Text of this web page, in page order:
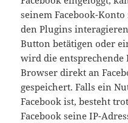
seinem Facebook-
den Plugins
Button betätigen oder
wird die
Browser direkt an
gespeichert. Falls ein
Facebook ist, besteht
Facebook seine IP-